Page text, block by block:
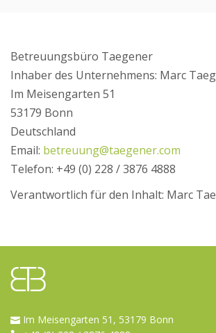
Betreuungsbüro Taegener
Inhaber des Unternehmens: Marc
Im Meisengarten 51
53179 Bonn
Deutschland
Email: betreuung@taegener.com
Telefon: +49 (0) 228 / 3876 4888
Verantwortlich für den Inhalt: Marc
Im Meisengarten 51, 53179 Bonn